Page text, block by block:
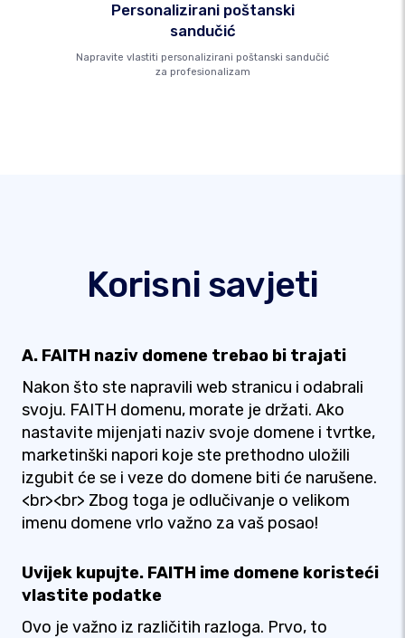
Personalizirani poštanski
sandučić
Napravite vlastiti personalizirani poštanski sandučić
za profesionalizam
Korisni savjeti
A. FAITH naziv domene trebao bi trajati
Nakon što ste napravili web stranicu i odabrali
svoju. FAITH domenu, morate je držati. Ako
nastavite mijenjati naziv svoje domene i tvrtke,
marketinški napori koje ste prethodno uložili
izgubit će se i veze do domene biti će narušene.
<br><br> Zbog toga je odlučivanje o velikom
imenu domene vrlo važno za vaš posao!
Uvijek kupujte. FAITH ime domene koristeći
vlastite podatke
Ovo je važno iz različitih razloga. Prvo, to